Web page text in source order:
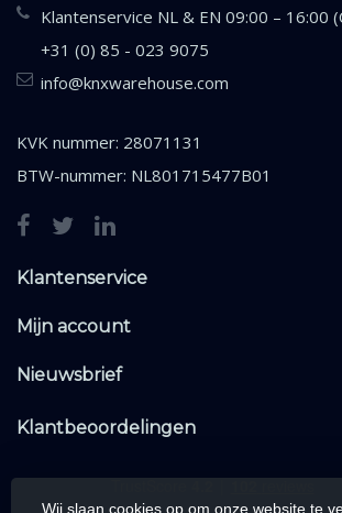
Klantenservice NL & EN 09:00 – 16:00
+31 (0) 85 - 023 9075
info@knxwarehouse.com
KVK nummer: 28071131
BTW-nummer: NL801715477B01
Klantenservice
Mijn account
Nieuwsbrief
Klantbeoordelingen
Wij slaan cookies op om onze website te